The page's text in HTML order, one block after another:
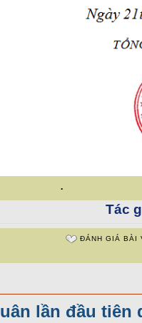
.
Tác
ĐÁNH GIÁ BÀI
lần đầu tiên